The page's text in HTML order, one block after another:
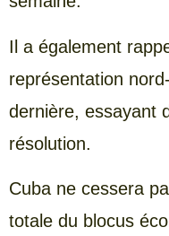
Il a également
représentation
dernière, essayant
résolution.
Cuba ne cessera
totale du blocus